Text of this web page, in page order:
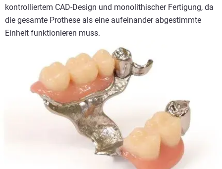
kontrolliertem CAD-Design und monolithischer Fertigung, da
die gesamte Prothese als eine aufeinander abgestimmte
Einheit funktionieren muss.